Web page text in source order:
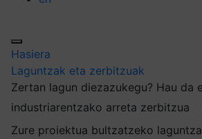
Hasiera
Laguntzak eta zerbitzuak
Zertan lagun diezazukegu? Hau da
industriarentzako arreta zerbitzua
Zure proiektua bultzatzeko